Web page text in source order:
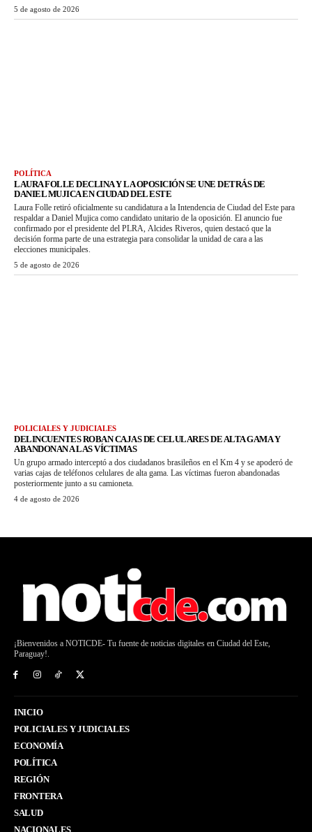
5 de agosto de 2026
POLÍTICA
LAURA FOLLE DECLINA Y LA OPOSICIÓN SE UNE DETRÁS DE
DANIEL MUJICA EN CIUDAD DEL ESTE
Laura Folle retiró oficialmente su candidatura a la Intendencia de Ciudad del Este para
respaldar a Daniel Mujica como candidato unitario de la oposición. El anuncio fue
confirmado por el presidente del PLRA, Alcides Riveros, quien destacó que la
decisión forma parte de una estrategia para consolidar la unidad de cara a las
elecciones municipales.
5 de agosto de 2026
POLICIALES Y JUDICIALES
DELINCUENTES ROBAN CAJAS DE CELULARES DE ALTA GAMA Y
ABANDONAN A LAS VÍCTIMAS
Un grupo armado interceptó a dos ciudadanos brasileños en el Km 4 y se apoderó de
varias cajas de teléfonos celulares de alta gama. Las víctimas fueron abandonadas
posteriormente junto a su camioneta.
4 de agosto de 2026
¡Bienvenidos a NOTICDE- Tu fuente de noticias digitales en Ciudad del Este,
Paraguay!.
INICIO
POLICIALES Y JUDICIALES
ECONOMÍA
POLÍTICA
REGIÓN
FRONTERA
SALUD
NACIONALES